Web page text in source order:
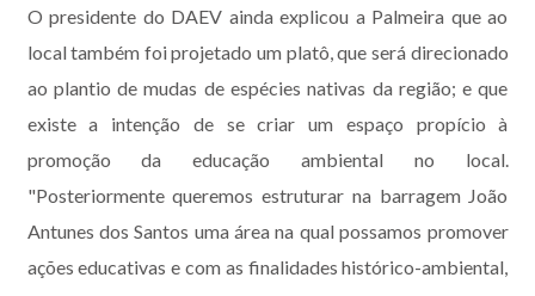
O presidente do DAEV ainda explicou a Palmeira que ao
local também foi projetado um platô, que será direcionado
ao plantio de mudas de espécies nativas da região; e que
existe a intenção de se criar um espaço propício à
promoção da educação ambiental no local.
"Posteriormente queremos estruturar na barragem João
Antunes dos Santos uma área na qual possamos promover
ações educativas e com as finalidades histórico-ambiental,